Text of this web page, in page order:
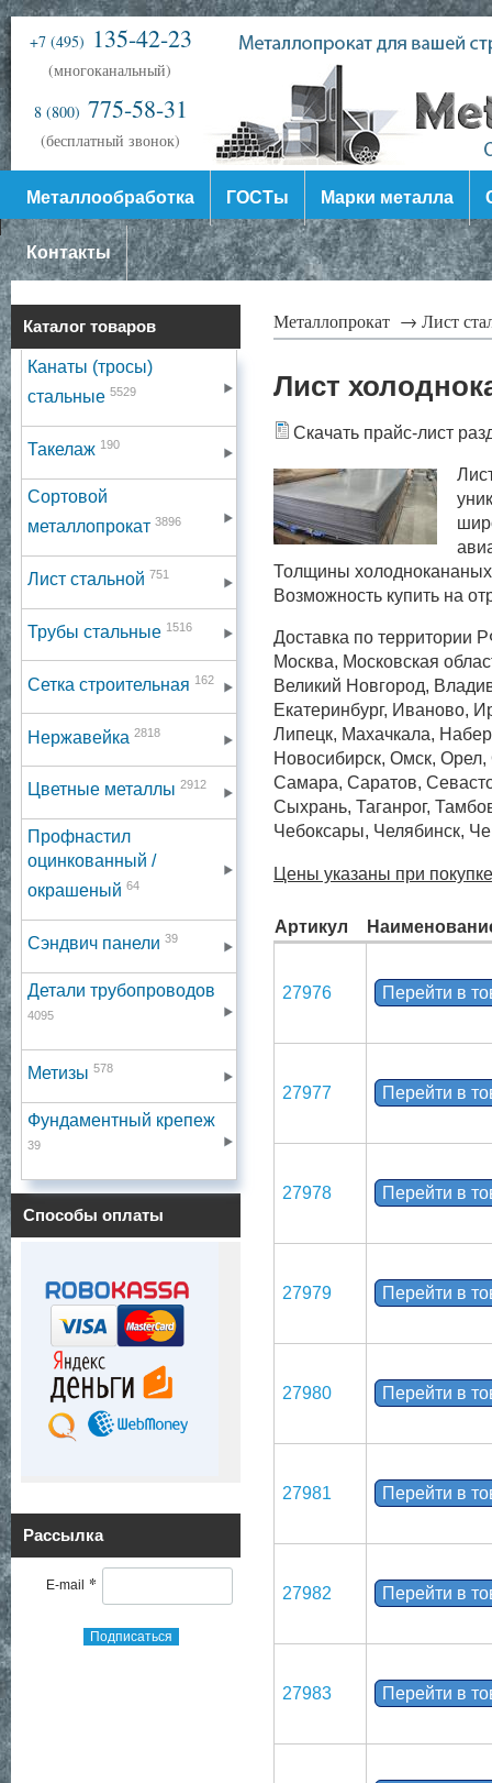
+7 (495) 135-42-23
(многоканальный)
8 (800) 775-58-31
(бесплатный звонок)
Металлообработка ГОСТы Марки металла
Контакты
Каталог товаров
Канаты (тросы)
стальные 5529
Такелаж 190
Сортовой
металлопрокат 3896
Лист стальной 751
Трубы стальные 1516
Сетка строительная 162
Нержавейка 2818
Цветные металлы 2912
Профнастил
оцинкованный /
окрашеный 64
Сэндвич панели 39
Детали трубопроводов
4095
Метизы 578
Фундаментный крепеж
39
Способы оплаты
Рассылка
E-mail *
Подписаться
Металлопрокат → Лист
Лист
Скачать прайс-лист
Толщины
Возможность купить на
Доставка по территории
Москва, Московская
Великий Новгород,
Екатеринбург, Иваново,
Липецк, Махачкала,
Новосибирск, Омск, Орел,
Самара, Саратов,
Сыхрань, Таганрог,
Чебоксары, Челябинск,
Цены указаны при
Артикул
27976 Перейти в
27977 Перейти в
27978 Перейти в
27979 Перейти в
27980 Перейти в
27981 Перейти в
27982 Перейти в
27983 Перейти в